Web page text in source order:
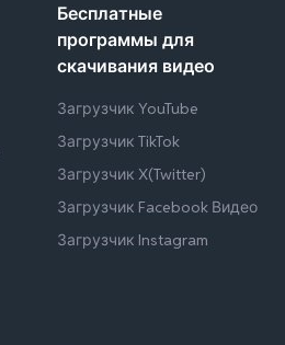
Бесплатные
программы для
скачивания видео
Загрузчик YouTube
Загрузчик TikTok
Загрузчик X(Twitter)
Загрузчик Facebook Видео
Загрузчик Instagram